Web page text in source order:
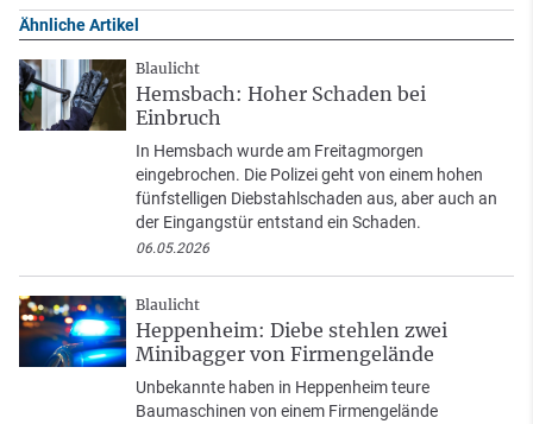
Ähnliche Artikel
Blaulicht
Hemsbach: Hoher Schaden bei
Einbruch
In Hemsbach wurde am Freitagmorgen
eingebrochen. Die Polizei geht von einem hohen
fünfstelligen Diebstahlschaden aus, aber auch an
der Eingangstür entstand ein Schaden.
06.05.2026
Blaulicht
Heppenheim: Diebe stehlen zwei
Minibagger von Firmengelände
Unbekannte haben in Heppenheim teure
Baumaschinen von einem Firmengelände